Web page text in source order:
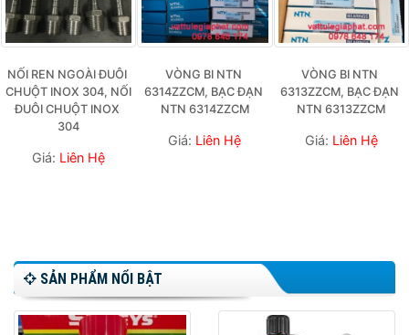
NỐI REN NGOÀI ĐUÔI
CHUỘT INOX 304, NỐI
ĐUÔI CHUỘT INOX
304
Giá: Liên Hệ
VÒNG BI NTN
6314ZZCM, BẠC ĐẠN
NTN 6314ZZCM
Giá: Liên Hệ
VÒNG BI NTN
6313ZZCM, BẠC ĐẠN
NTN 6313ZZCM
Giá: Liên Hệ
SẢN PHẨM NỔI BẬT